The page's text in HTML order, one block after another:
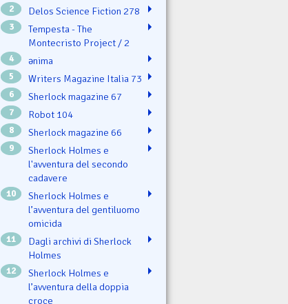
2 Delos Science Fiction 278
3
Tempesta - The
Montecristo Project / 2
4 ənima
5 Writers Magazine Italia 73
6 Sherlock magazine 67
7 Robot 104
8 Sherlock magazine 66
9
Sherlock Holmes e
l'avventura del secondo
cadavere
10
Sherlock Holmes e
l’avventura del gentiluomo
omicida
11
Dagli archivi di Sherlock
Holmes
12
Sherlock Holmes e
l’avventura della doppia
croce